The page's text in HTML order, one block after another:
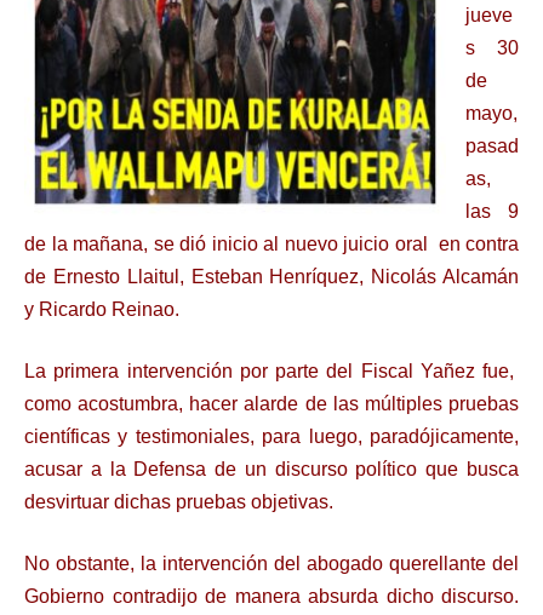
jueve
s 30
de
mayo,
pasad
as,
las 9
de la mañana, se dió inicio al nuevo juicio oral en contra
de Ernesto Llaitul, Esteban Henríquez, Nicolás Alcamán
y Ricardo Reinao.
La primera intervención por parte del Fiscal Yañez fue,
como acostumbra, hacer alarde de las múltiples pruebas
científicas y testimoniales, para luego, paradójicamente,
acusar a la Defensa de un discurso político que busca
desvirtuar dichas pruebas objetivas.
No obstante, la intervención del abogado querellante del
Gobierno contradijo de manera absurda dicho discurso.